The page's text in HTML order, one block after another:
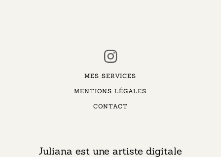
MES SERVICES
MENTIONS LÉGALES
CONTACT
Juliana est une artiste digitale